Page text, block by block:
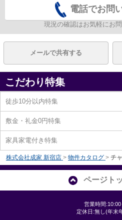
電話でお問
現況の確認はお気軽にお
メールで共有する
こだわり特集
徒歩10分以内特集
敷金・礼金0円特集
家具家電付き特集
株式会社成家 新宿店 > 物件カタログ > チ
ページト
営業時間
定休日:無し(年末